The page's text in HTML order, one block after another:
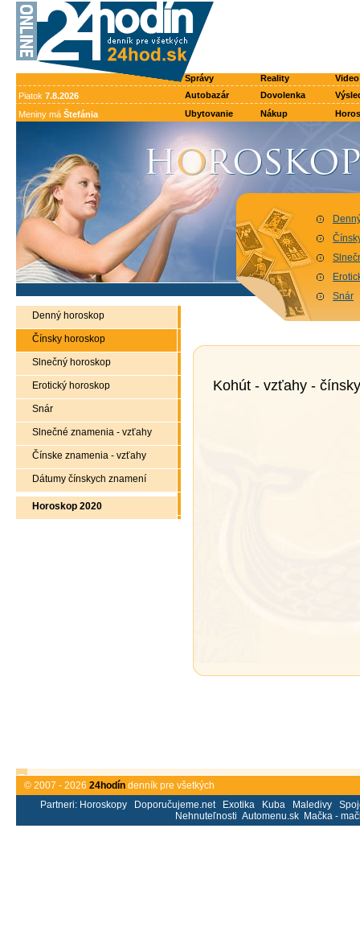
Správy Reality
Video
Piatok 7.8.2026 Autobazár Dovolenka
Meniny má Štefánia Ubytovanie Nákup
Snár
Denný horoskop
Čínsky horoskop
Slnečný horoskop
Erotický horoskop
Snár
Slnečné znamenia - vzťahy
Čínske znamenia - vzťahy
Dátumy čínskych znamení
Horoskop 2020
Kohút - vzťahy -
© 2007 - 2026 24hodín denník pre všetkých
Partneri: Horoskopy Doporučujeme.net Exotika Kuba Maledivy
Nehnuteľnosti Automenu.sk Mačka -